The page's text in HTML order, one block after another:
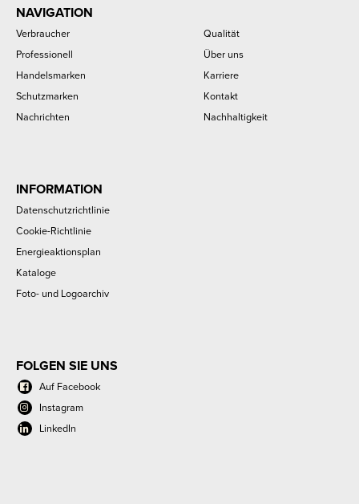
NAVIGATION
Verbraucher
Professionell
Handelsmarken
Schutzmarken
Nachrichten
Qualität
Über uns
Karriere
Kontakt
Nachhaltigkeit
INFORMATION
Datenschutzrichtlinie
Cookie-Richtlinie
Energieaktionsplan
Kataloge
Foto- und Logoarchiv
FOLGEN SIE UNS
Auf Facebook
Instagram
LinkedIn